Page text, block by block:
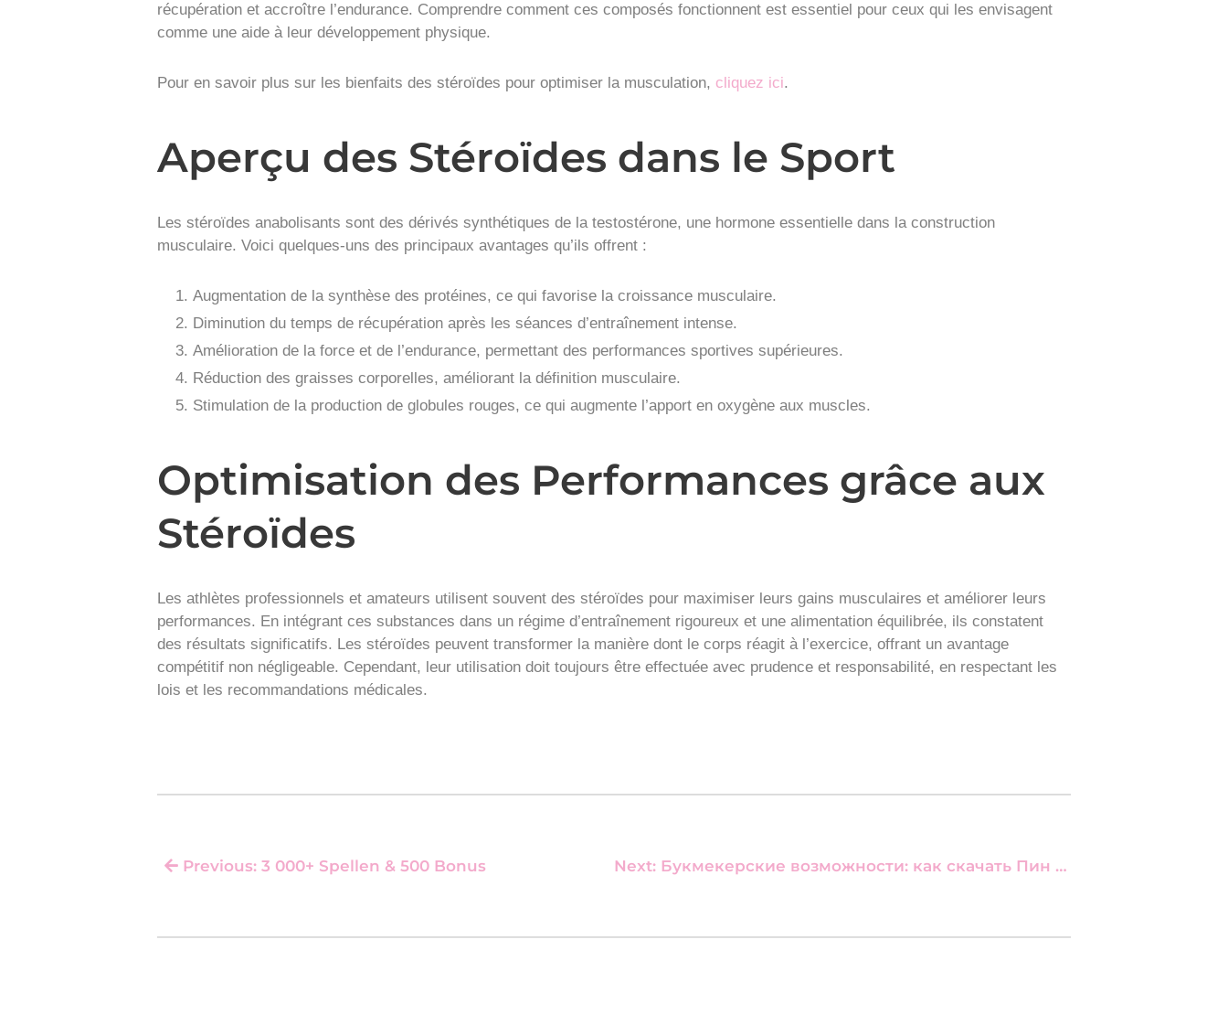
récupération et accroître l’endurance. Comprendre comment ces composés fonctionnent est essentiel pour ceux qui les envisagent
comme une aide à leur développement physique.
Pour en savoir plus sur les bienfaits des stéroïdes pour optimiser la musculation, cliquez ici.
Aperçu des Stéroïdes dans le Sport
Les stéroïdes anabolisants sont des dérivés synthétiques de la testostérone, une hormone essentielle dans la construction
musculaire. Voici quelques-uns des principaux avantages qu’ils offrent :
Augmentation de la synthèse des protéines, ce qui favorise la croissance musculaire.
Diminution du temps de récupération après les séances d’entraînement intense.
Amélioration de la force et de l’endurance, permettant des performances sportives supérieures.
Réduction des graisses corporelles, améliorant la définition musculaire.
Stimulation de la production de globules rouges, ce qui augmente l’apport en oxygène aux muscles.
Optimisation des Performances grâce aux
Stéroïdes
Les athlètes professionnels et amateurs utilisent souvent des stéroïdes pour maximiser leurs gains musculaires et améliorer leurs
performances. En intégrant ces substances dans un régime d’entraînement rigoureux et une alimentation équilibrée, ils constatent
des résultats significatifs. Les stéroïdes peuvent transformer la manière dont le corps réagit à l’exercice, offrant un avantage
compétitif non négligeable. Cependant, leur utilisation doit toujours être effectuée avec prudence et responsabilité, en respectant les
lois et les recommandations médicales.
Previous: 3 000+ Spellen & 500 Bonus Next: Букмекерские возможности: как скачать Пин Ап казино на Android